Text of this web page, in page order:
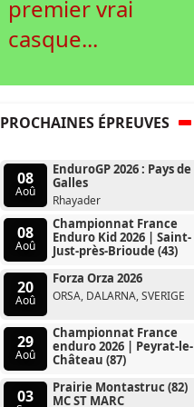
premier vrai
casque...
PROCHAINES ÉPREUVES
08
Aoû
EnduroGP 2026 : Pays de
Galles
Rhayader
08
Aoû
Championnat France
Enduro Kid 2026 | Saint-
Just-près-Brioude (43)
20
Aoû
Forza Orza 2026
ORSA, DALARNA, SVERIGE
29
Aoû
Championnat France
enduro 2026 | Peyrat-le-
Château (87)
03
Prairie Montastruc (82)
MC ST MARC